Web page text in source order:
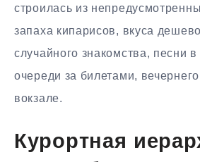
строилась из
запаха кипарисов, вкуса
случайного знакомства, песни в
очереди за билетами,
вокзале.
Курортная